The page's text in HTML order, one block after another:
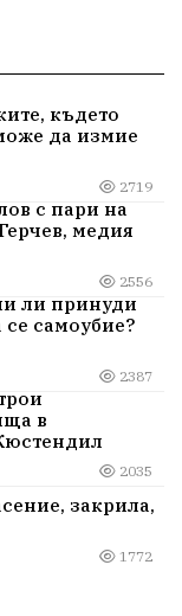
където
да измие
2719
с пари на
медия
2556
ли принуди
самоубие?
2387
в
2035
закрила,
1772